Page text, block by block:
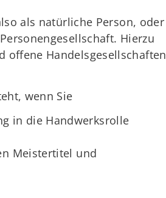
als natürliche Person, oder
Hierzu
offene Handelsgesellschaften
wenn Sie
in die Handwerksrolle
Meistertitel und